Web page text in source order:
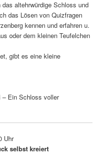
altehr­wür­dige Schloss und
das Lösen von Quizfragen
kennen und erfahren u.
oder dem kleinen Teufelchen
gibt es eine kleine
– Ein Schloss voller
Uhr
selbst kreiert